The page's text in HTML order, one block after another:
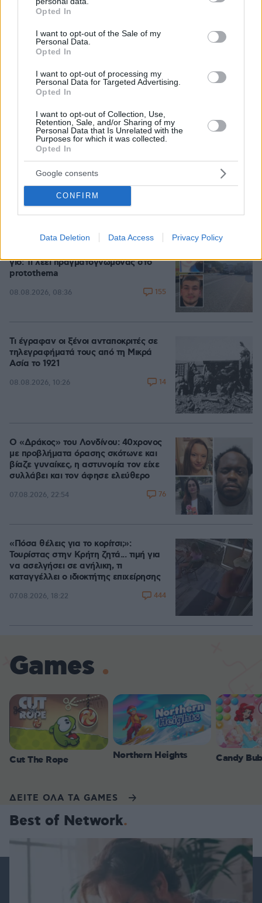
grant or deny consent to Google and its third-party tags to
use your data for below specified purposes in below Google
consent section.
Opted In
I want to opt-out of the Sale of my
Personal Data.
Opted In
I want to opt-out of processing my
Personal Data for Targeted Advertising.
Opted In
I want to opt-out of Collection, Use,
Retention, Sale, and/or Sharing of my
Personal Data that Is Unrelated with the
Purposes for which it was collected.
Opted In
Google consents
CONFIRM
Data Deletion Data Access Privacy Policy
Εντοπίστηκε η «Αράχνη» του Άσαντ:
Πώς ένα ξεχασμένο σημειωματάριο
αρχικατασκόπου
08.08.2026, 10:56
Βρέθηκε σορός σε σπηλιά κοντά στο
εκκλησάκι των Αγίων Ισιδώρων στον
Λυκαβηττό
08.08.2026, 12:40
Καρέ-καρέ η ανάλυση του τροχαίου
γιο: Τι λέει πραγματογνώμονας στο
protothema
08.08.2026, 08:36 155
Τι έγραφαν οι ξένοι ανταποκριτές σε
τηλεγραφήματά τους από τη Μικρά
Ασία το 1921
08.08.2026, 10:26 14
Ο «Δράκος» του Λονδίνου: 40χρονος
με προβλήματα όρασης σκότωνε και
βίαζε γυναίκες, η αστυνομία τον είχε
συλλάβει και τον άφησε ελεύθερο
07.08.2026, 22:54 76
«Πόσα θέλεις για το κορίτσι;»:
Τουρίστας στην Κρήτη ζητά... τιμή για
να ασελγήσει σε ανήλικη, τι
καταγγέλλει ο ιδιοκτήτης επιχείρησης
07.08.2026, 18:22 444
Games
Cut The Rope Northern Heights Candy
ΔΕΙΤΕ ΟΛΑ ΤΑ GAMES
Best of Network